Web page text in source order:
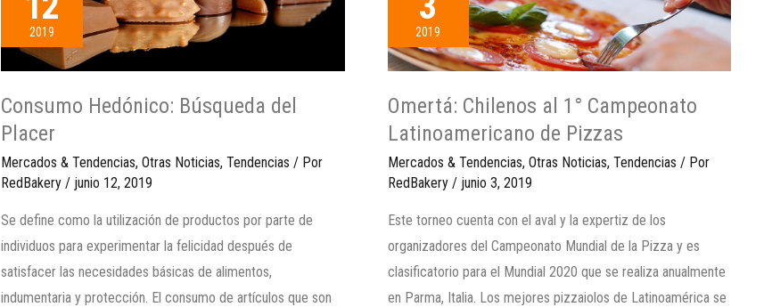
2019
Consumo Hedónico: Búsqueda del
Placer
Mercados & Tendencias,Otras Noticias,Tendencias / Por
RedBakery / junio 12, 2019
Se define como la utilización de productos por parte de
individuos para experimentar la felicidad después de
satisfacer las necesidades básicas de alimentos,
indumentaria y protección. El consumo de artículos que son
2019
Omertá: Chilenos al 1° Campeonato
Latinoamericano de Pizzas
Mercados & Tendencias, Otras Noticias, Tendencias / Por
RedBakery / junio 3, 2019
Este torneo cuenta con el aval y la expertiz de los
organizadores del Campeonato Mundial de la Pizza y es
clasificatorio para el Mundial 2020 que se realiza anualmente
en Parma, Italia. Los mejores pizzaiolos de Latinoamérica se